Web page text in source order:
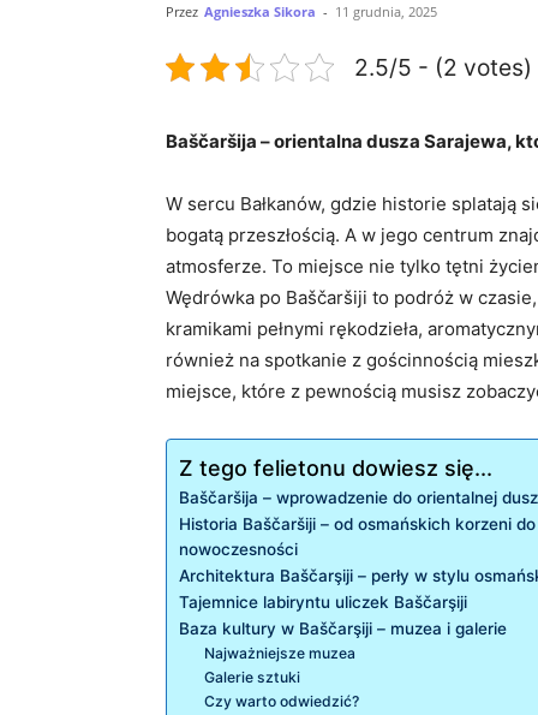
Przez Agnieszka Sikora - 11 grudnia, 2025
2.5/5 - (2 votes)
Baščaršija ⁣– orientalna⁣ dusza ⁤Sarajewa,
W sercu Bałkanów, gdzie​ historie
bogatą przeszłością. A‌ w jego centrum
atmosferze. To ‍miejsce nie⁢ tylko tętni
Wędrówka ⁣po Baščaršiji ⁢to podróż w
kramikami ⁢pełnymi ‌rękodzieła,
również ⁢na spotkanie z gościnnością
miejsce, które‌ z pewnością musisz
Z tego felietonu dowiesz się...
Baščaršija –⁤ wprowadzenie do orientalnej
Historia​ Baščaršiji ‌–⁤ od osmańskich korzeni do
nowoczesności
Architektura Baščarşiji – ​perły w stylu
Tajemnice labiryntu uliczek Baščarşiji
Baza kultury‌ w Baščarşiji – muzea i galerie
Najważniejsze muzea
Galerie sztuki
Czy warto​ odwiedzić?